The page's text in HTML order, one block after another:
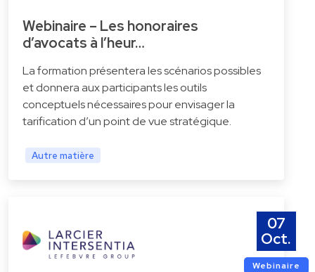
Webinaire – Les honoraires
d’avocats à l’heur…
La formation présentera les scénarios possibles
et donnera aux participants les outils
conceptuels nécessaires pour envisager la
tarification d’un point de vue stratégique.
Autre matière
07
Oct.
Webinaire